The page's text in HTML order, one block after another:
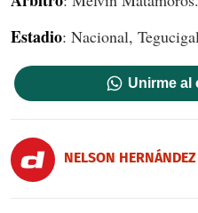
Estadio: Nacional,
Unirme al
NELSON HERNÁNDEZ